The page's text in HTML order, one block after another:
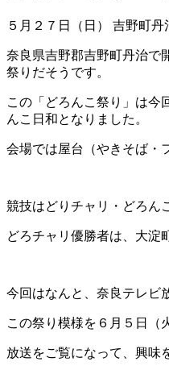
５月２７日（日） 吉野町
奈良県吉野郡吉野町丹治で
祭りだそうです。
この「どろんこ祭り」は今
んこ日和となりました。
会場では屋台（やきそば・
競技はどりチャリ・どろん
どろチャリ優勝者は、大淀
今回はなんと、奈良テレビ
この祭り模様を６月５日（
放送をご覧になって、興味